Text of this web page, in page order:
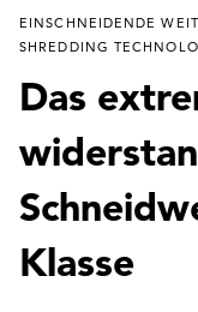
EINSCHNEIDENDE
SHREDDING
Das
Klasse